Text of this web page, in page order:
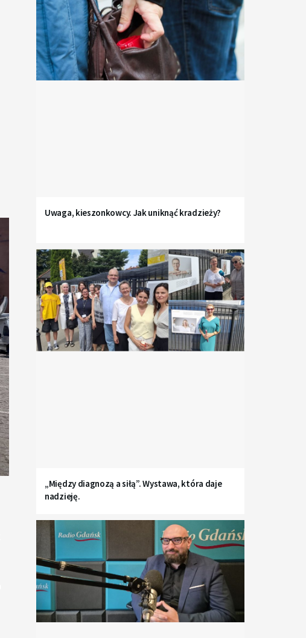
Uwaga, kieszonkowcy. Jak uniknąć kradzieży?
„Między diagnozą a siłą”. Wystawa, która daje
nadzieję.